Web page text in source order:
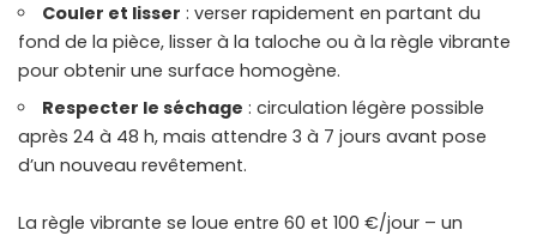
Couler et lisser : verser rapidement en partant du
fond de la pièce, lisser à la taloche ou à la règle vibrante
pour obtenir une surface homogène.
Respecter le séchage : circulation légère possible
après 24 à 48 h, mais attendre 3 à 7 jours avant pose
d’un nouveau revêtement.
La règle vibrante se loue entre 60 et 100 €/jour – un